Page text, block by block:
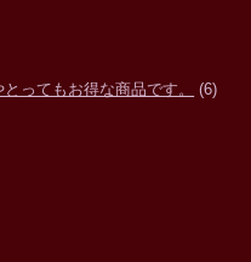
ってもお得な商品です。
(6)